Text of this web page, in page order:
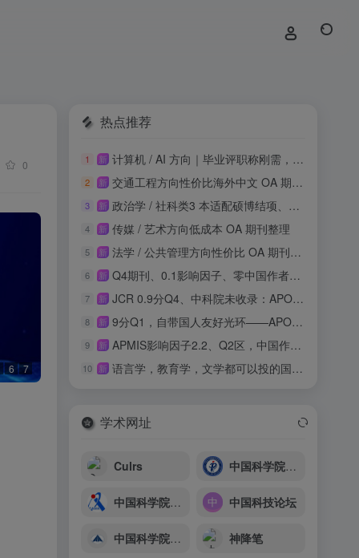
0
6 7
热点推荐
1 新 计算机 / AI 方向｜毕业评职称刚需，知网稳定收录
2 新 交通工程方向性价比海外中文 OA 期刊投稿整理
3 新 政治学 / 社科类3 本适配硕博结项、课程论文
4 新 传媒 / 艺术方向低成本 OA 期刊整理
5 新 法学 / 公共管理方向性价比 OA 期刊整理
6 新 Q4期刊、0.1影响因子、零中国作者：这本SSCI收录吗？
7 新 JCR 0.9分Q4、中科院未收录：APOS正畸期刊投稿风险与机会实测
8 新 9分Q1，自带国人友好光环——APOPTOSIS影响因子再攀新高
9 新 APMIS影响因子2.2、Q2区，中国作者占比21.9%，这本刊值得投吗？
10 新 语言学，教育学，文学都可以投的国际期刊
学术网址
Culrs 中国科学院理论物理研究所
中国科学院自动化研究所 中国科技论坛
中国科学院上海技术物理研究所 神降笔